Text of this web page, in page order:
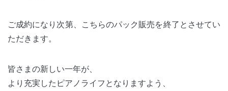
ご成約になり次第、こちらのパック販売を終了とさせてい
ただきます。
皆さまの新しい一年が、
より充実したピアノライフとなりますよう、